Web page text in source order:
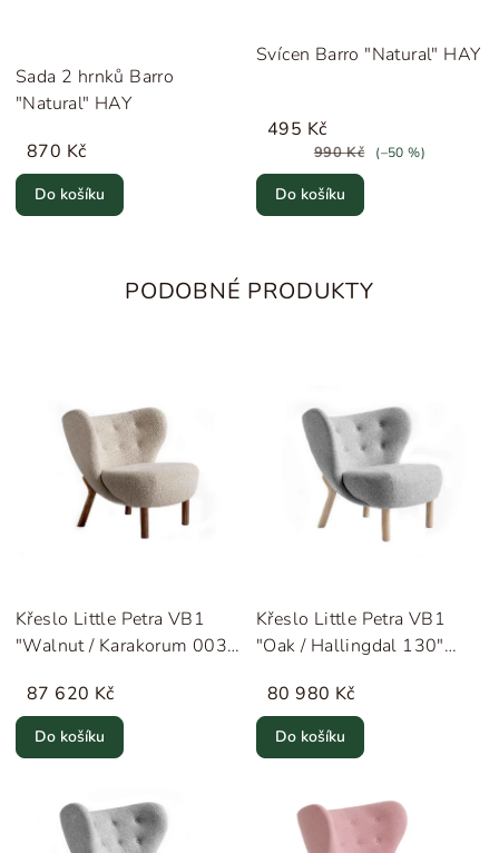
Sada 2 hrnků Barro
"Natural" HAY
870 Kč
Do košíku
Svícen Barro "Natural" HAY
495 Kč
990 Kč (–50 %)
Do košíku
PODOBNÉ PRODUKTY
Křeslo Little Petra VB1
"Walnut / Karakorum 003"
87 620 Kč
Do košíku
Křeslo Little Petra VB1
"Oak / Hallingdal 130"
80 980 Kč
Do košíku